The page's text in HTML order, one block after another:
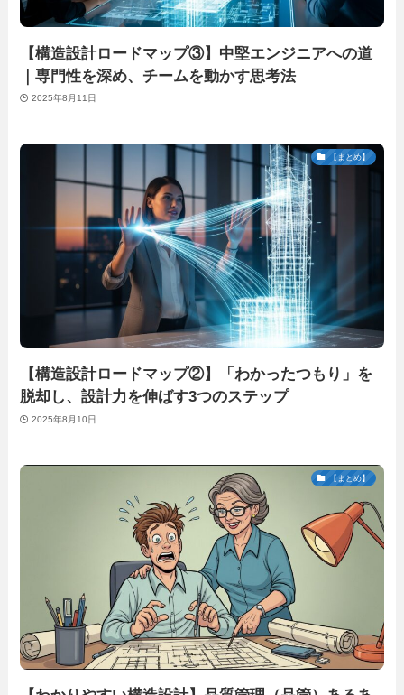
【構造設計ロードマップ③】中堅エンジニアへの道
｜専門性を深め、チームを動かす思考法
2025年8月11日
【まとめ】
【構造設計ロードマップ②】「わかったつもり」を
脱却し、設計力を伸ばす3つのステップ
2025年8月10日
【まとめ】